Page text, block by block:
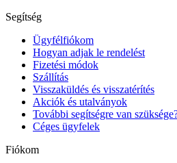
Segítség
Ügyfélfiókom
Hogyan adjak le rendelést
Fizetési módok
Szállítás
Visszaküldés és visszatérítés
Akciók és utalványok
További segítségre van
Céges ügyfelek
Fiókom